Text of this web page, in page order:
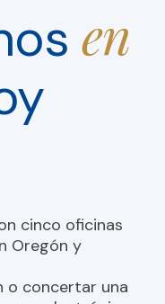
en
cinco oficinas
Oregón y
o concertar una